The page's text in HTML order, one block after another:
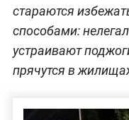
стараются
способами:
устраивают
прячутся в